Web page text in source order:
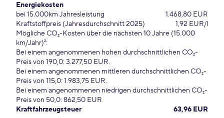
Energiekosten
bei 15.000km Jahresleistung
1.468,80 EUR
Kraftstoffpreis (Jahresdurchschnitt 2025)
1,92 EUR/l
Mögliche CO₂-Kosten über die nächsten 10 Jahre (15.000
km/Jahr)²:
Bei einem angenommenen hohen durchschnittlichen CO₂-
Preis von 190,0: 3.277,50 EUR.
Bei einem angenommenen mittleren durchschnittlichen CO₂-
Preis von 115,0: 1.983,75 EUR.
Bei einem angenommenen niedrigen durchschnittlichen CO₂-
Preis von 50,0: 862,50 EUR
Kraftfahrzeugsteuer
63,96 EUR